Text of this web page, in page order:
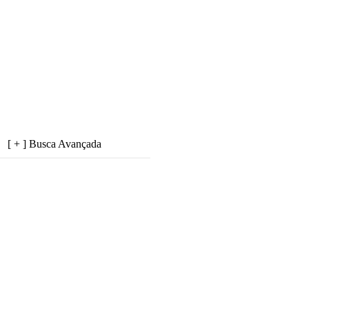
[ + ] Busca Avançada